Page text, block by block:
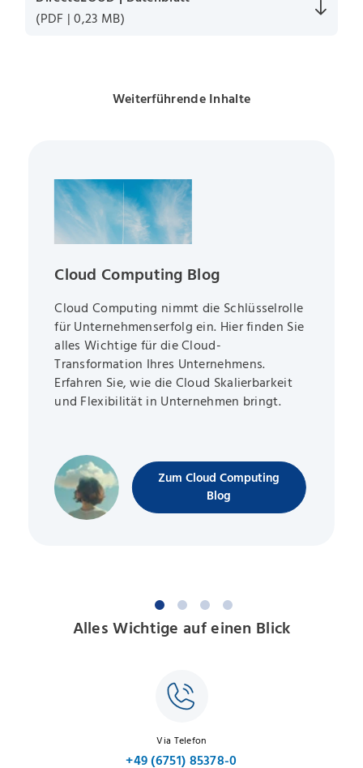
(PDF | 0,23 MB)
Weiterführende Inhalte
Cloud Computing Blog
Cloud Computing nimmt die Schlüsselrolle
für Unternehmenserfolg ein. Hier finden Sie
alles Wichtige für die Cloud-
Transformation Ihres Unternehmens.
Erfahren Sie, wie die Cloud Skalierbarkeit
und Flexibilität in Unternehmen bringt.
Zum Cloud Computing
Blog
Alles Wichtige auf einen Blick
Via Telefon
+49 (6751) 85378-0